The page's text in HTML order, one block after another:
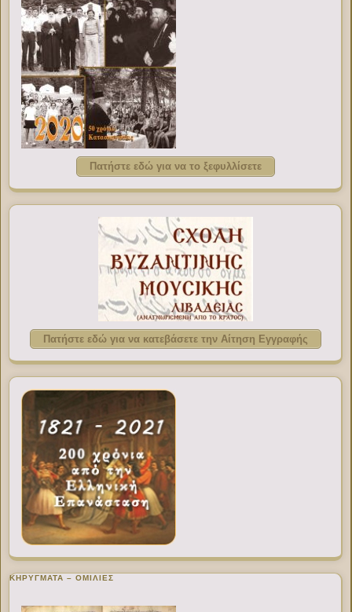
Πατήστε εδώ για να το ξεφυλλίσετε
Πατήστε εδώ για να κατεβάσετε την Αίτηση Εγγραφής
ΚΗΡΥΓΜΑΤΑ – ΟΜΙΛΙΕΣ